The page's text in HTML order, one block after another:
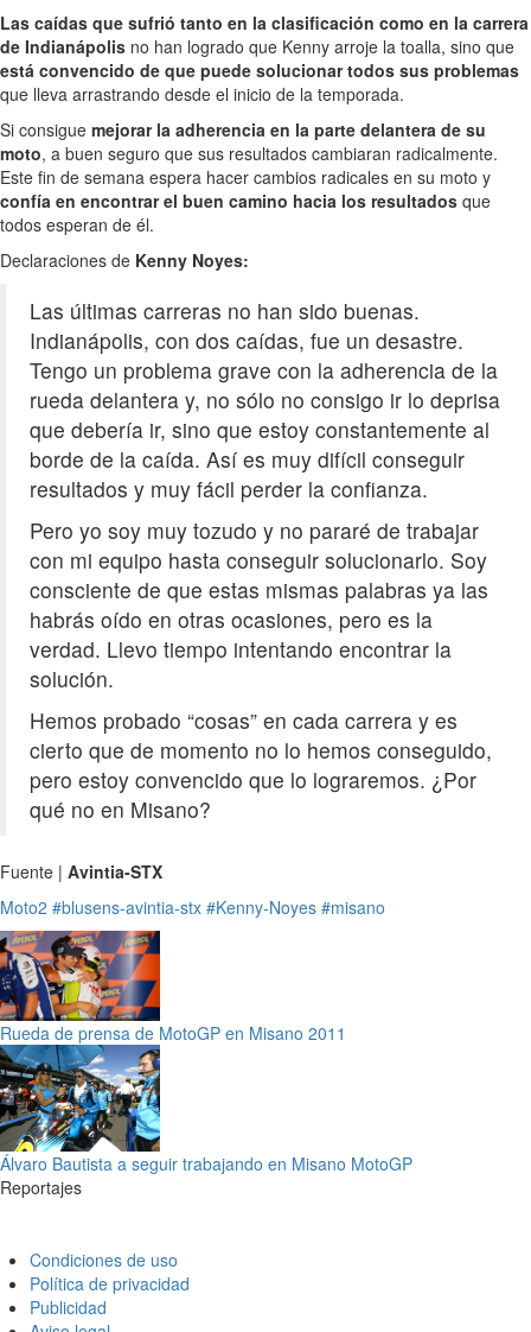
Las caídas que sufrió tanto en la clasificación como en la carrera
de Indianápolis no han logrado que Kenny arroje la toalla, sino que
está convencido de que puede solucionar todos sus problemas
que lleva arrastrando desde el inicio de la temporada.
Si consigue mejorar la adherencia en la parte delantera de su
moto, a buen seguro que sus resultados cambiaran radicalmente.
Este fin de semana espera hacer cambios radicales en su moto y
confía en encontrar el buen camino hacia los resultados que
todos esperan de él.
Declaraciones de Kenny Noyes:
Las últimas carreras no han sido buenas.
Indianápolis, con dos caídas, fue un desastre.
Tengo un problema grave con la adherencia de la
rueda delantera y, no sólo no consigo ir lo deprisa
que debería ir, sino que estoy constantemente al
borde de la caída. Así es muy difícil conseguir
resultados y muy fácil perder la confianza.
Pero yo soy muy tozudo y no pararé de trabajar
con mi equipo hasta conseguir solucionarlo. Soy
consciente de que estas mismas palabras ya las
habrás oído en otras ocasiones, pero es la
verdad. Llevo tiempo intentando encontrar la
solución.
Hemos probado “cosas” en cada carrera y es
cierto que de momento no lo hemos conseguido,
pero estoy convencido que lo lograremos. ¿Por
qué no en Misano?
Fuente | Avintia-STX
Moto2 #blusens-avintia-stx #Kenny-Noyes #misano
Rueda de prensa de MotoGP en Misano 2011
Álvaro Bautista a seguir trabajando en Misano MotoGP
Reportajes
Condiciones de uso
Política de privacidad
Publicidad